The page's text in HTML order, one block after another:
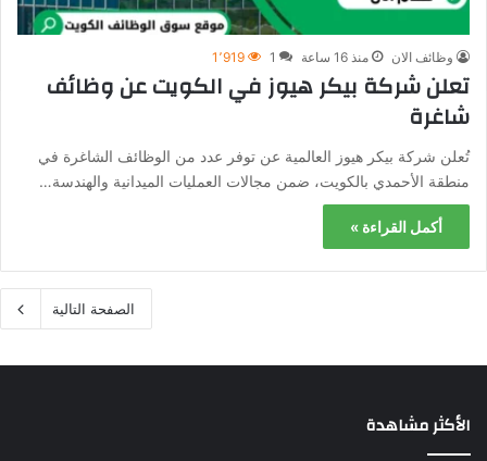
وظائف الان منذ 16 ساعة 1 1٬919
تعلن شركة بيكر هيوز في الكويت عن وظائف
شاغرة
تُعلن شركة بيكر هيوز العالمية عن توفر عدد من الوظائف الشاغرة في
منطقة الأحمدي بالكويت، ضمن مجالات العمليات الميدانية والهندسة…
أكمل القراءة »
الصفحة التالية
الأكثر مشاهدة